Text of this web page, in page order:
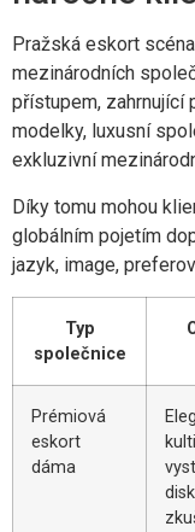
Pražská eskort
mezinárodních
přístupem, zahrnující
modelky, luxusní
exkluzivní
Díky tomu mohou
globálním pojetím
jazyk, image,
Typ
společnice
Prémiová
eskort
dáma